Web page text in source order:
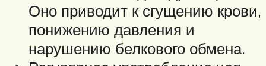
Оно приводит к сгущению крови,
понижению давления и
нарушению белкового обмена.